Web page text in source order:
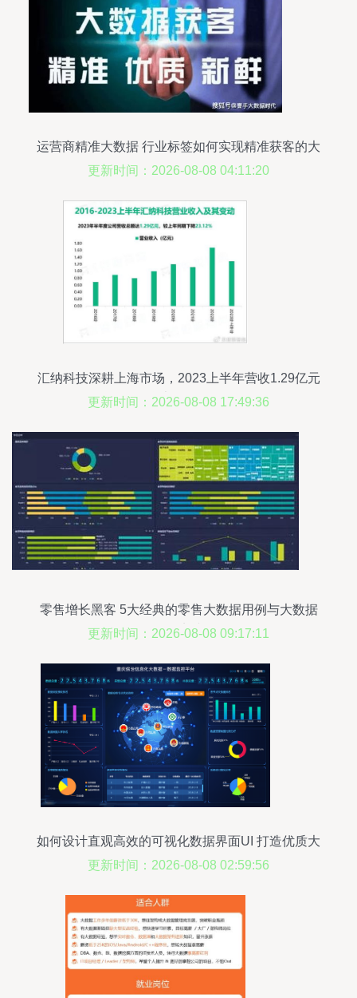
运营商精准大数据 行业标签如何实现精准获客的大
数据服务
更新时间：2026-08-08 04:11:20
汇纳科技深耕上海市场，2023上半年营收1.29亿元
聚焦大数据服务
更新时间：2026-08-08 17:49:36
零售增长黑客 5大经典的零售大数据用例与大数据
服务实践
更新时间：2026-08-08 09:17:11
如何设计直观高效的可视化数据界面UI 打造优质大
数据服务体验
更新时间：2026-08-08 02:59:56